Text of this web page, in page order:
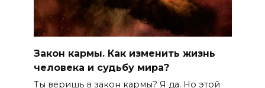
Закон кармы. Как изменить жизнь
человека и судьбу мира?
Ты веришь в закон кармы? Я да. Но этой